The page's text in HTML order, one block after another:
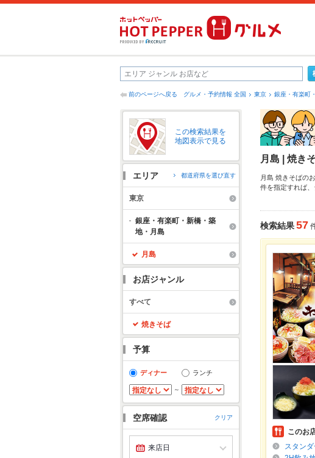
前のページへ戻る グルメ・予約情報 全国 東京 銀座・有楽町
この検索結果を
地図表示で見る
エリア 都道府県を選び直す
東京
銀座・有楽町・新橋・築
地・月島
月島
お店ジャンル
すべて
焼きそば
予算
ディナー ランチ
～
空席確認 クリア
月島 | 焼き
月島 焼きそばの
件を指定すれば
検索結果57
このお
スタン